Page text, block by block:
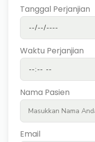
Tanggal Perjanjian
Waktu Perjanjian
Nama Pasien
Email